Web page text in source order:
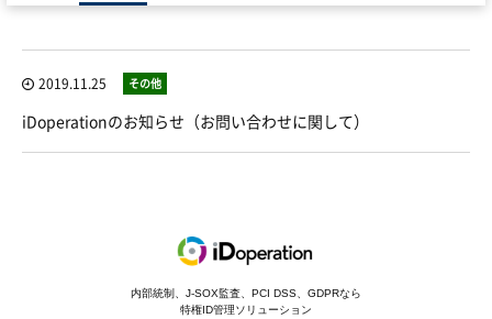
2019.11.25 その他
iDoperationのお知らせ（お問い合わせに関して）
内部統制、J-SOX監査、PCI DSS、GDPRなら
特権ID管理ソリューション